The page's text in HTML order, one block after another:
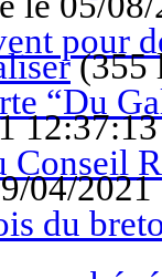
pour
(355
“Du
12:37:13
Conseil
04/2021
du